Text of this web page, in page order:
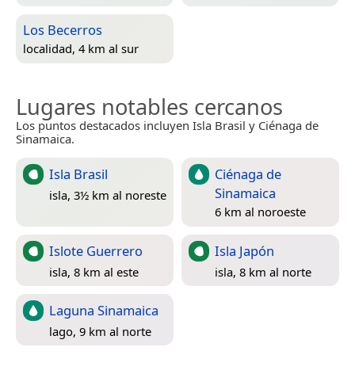
Los Becerros
localidad, 4 km al sur
Lugares notables cercanos
Los puntos destacados incluyen Isla Brasil y Ciénaga de
Sinamaica.
Isla Brasil
isla, 3½ km al noreste
Ciénaga de
Sinamaica
6 km al noroeste
Islote Guerrero
isla, 8 km al este
Isla Japón
isla, 8 km al norte
Laguna Sinamaica
lago, 9 km al norte